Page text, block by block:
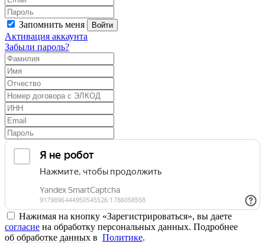
Запомнить меня Войти
Активация аккаунта
Забыли пароль?
Нажимая на кнопку «Зарегистрироваться», вы даете
согласие на обработку персональных данных. Подробнее
об обработке данных в Политике.